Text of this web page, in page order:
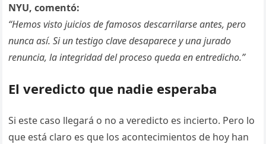
NYU, comentó:
“Hemos visto juicios de famosos descarrilarse antes, pero
nunca así. Si un testigo clave desaparece y una jurado
renuncia, la integridad del proceso queda en entredicho.”
El veredicto que nadie esperaba
Si este caso llegará o no a veredicto es incierto. Pero lo
que está claro es que los acontecimientos de hoy han